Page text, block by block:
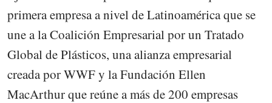
primera empresa a nivel de Latinoamérica que se
une a la Coalición Empresarial por un Tratado
Global de Plásticos, una alianza empresarial
creada por WWF y la Fundación Ellen
MacArthur que reúne a más de 200 empresas